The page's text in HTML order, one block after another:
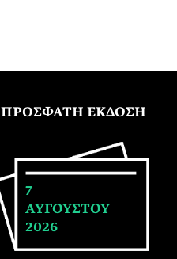
ΠΡΟΣΦΑΤΗ ΕΚΔΟΣΗ
7
ΑΥΓΟΥΣΤΟΥ
2026